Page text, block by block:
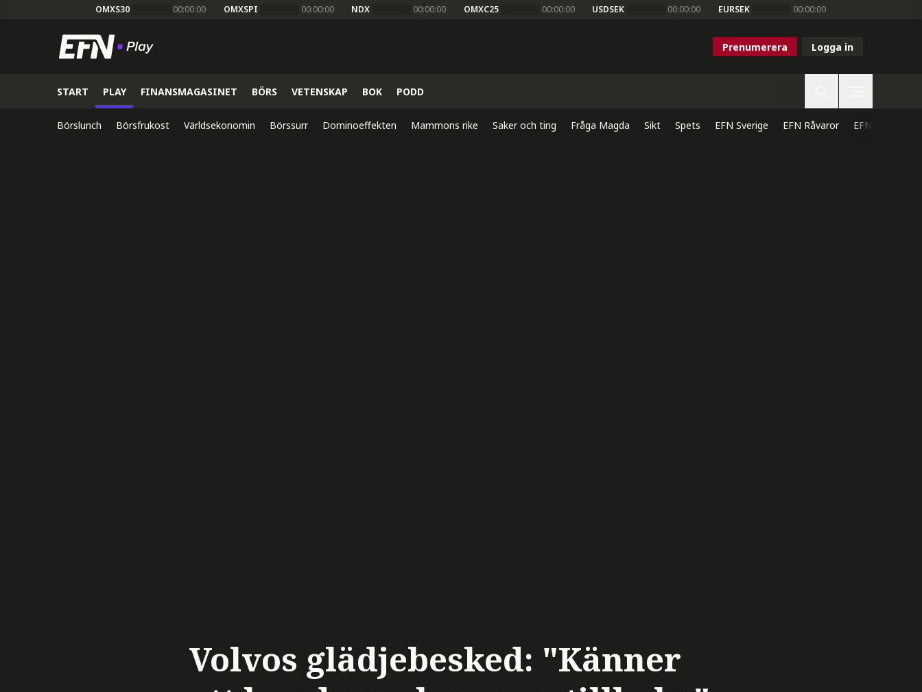
OMXS30 00:00:00 OMXSPI 00:00:00 NDX 00:00:00 OMXC25 00:00:00 USDSEK 00:00:00 EURSEK 00:00:00
Prenumerera Logga in
START PLAY FINANSMAGASINET BÖRS VETENSKAP BOK PODD
Börslunch Börsfrukost Världsekonomin Börssurr Dominoeffekten Mammons rike Saker och ting Fråga Magda Sikt Spets EFN Sverige EFN Råvaror EFN Direkt
Volvos glädjebesked: "Känner